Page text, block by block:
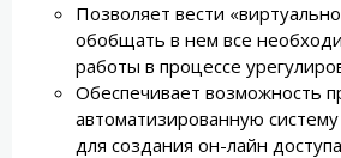
Позволяет вести
обобщать в нем все
работы в процессе
Обеспечивает возможность
автоматизированную
для создания он-лайн